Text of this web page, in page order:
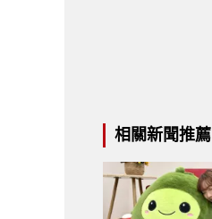
相關新聞推薦